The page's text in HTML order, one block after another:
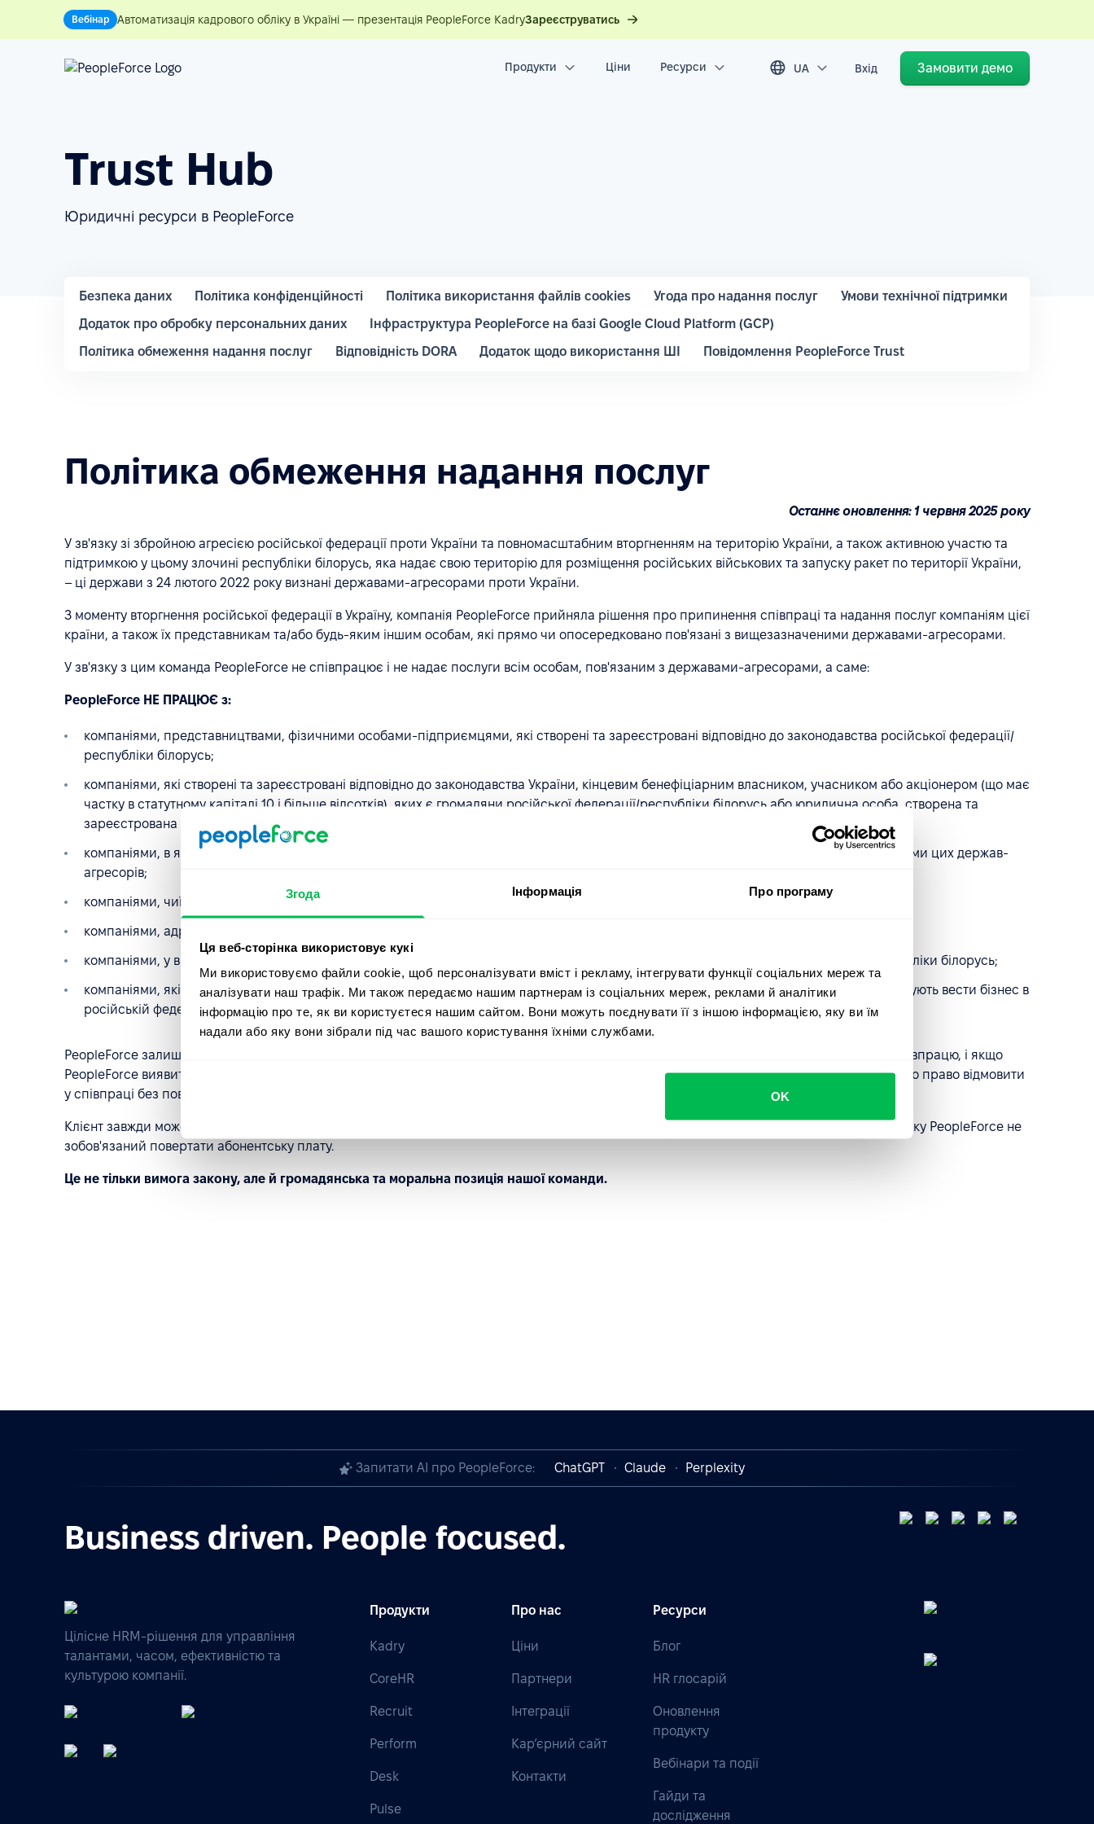
Згода Інформація Про програму
Ця веб-сторінка використовує кукі
Ми використовуємо файли cookie, щоб персоналізувати вміст і рекламу, інтегрувати функції соціальних мереж та
аналізувати наш трафік. Ми також передаємо нашим партнерам із соціальних мереж, реклами й аналітики
інформацію про те, як ви користуєтеся нашим сайтом. Вони можуть поєднувати її з іншою інформацією, яку ви їм
надали або яку вони зібрали під час вашого користування їхніми службами.
OK
Вебінар Автоматизація кадрового обліку в Україні — презентація PeopleForce KadryЗареєструватись
Продукти Ціни Ресурси UA Вхід Замовити демо
Trust Hub
Юридичні ресурси в PeopleForce
Безпека даних Політика конфіденційності Політика використання файлів cookies Угода про надання послуг
Умови технічної підтримки
Додаток про обробку персональних даних
Інфраструктура PeopleForce на базі Google Cloud Platform (GCP)
Політика обмеження надання послуг
Відповідність DORA Додаток щодо використання ШІ Повідомлення PeopleForce Trust
Політика обмеження надання послуг
Останнє оновлення: 1 червня 2025 року
У зв'язку зі збройною агресією російської федерації проти України та повномасштабним вторгненням на територію України, а також активною участю та
підтримкою у цьому злочині республіки білорусь, яка надає свою територію для розміщення російських військових та запуску ракет по території України,
– ці держави з 24 лютого 2022 року визнані державами-агресорами проти України.
З моменту вторгнення російської федерації в Україну, компанія PeopleForce прийняла рішення про припинення співпраці та надання послуг компаніям цієї
країни, а також їх представникам та/або будь-яким іншим особам, які прямо чи опосередковано пов'язані з вищезазначеними державами-агресорами.
У зв'язку з цим команда PeopleForce не співпрацює і не надає послуги всім особам, пов'язаним з державами-агресорами, а саме:
PeopleForce НЕ ПРАЦЮЄ з:
компаніями, представництвами, фізичними особами-підприємцями, які створені та зареєстровані відповідно до законодавства російської федерації/
республіки білорусь;
компаніями, які створені та зареєстровані відповідно до законодавства України, кінцевим бенефіціарним власником, учасником або акціонером (що має
частку в статутному капіталі 10 і більше відсотків), яких є громадяни російської федерації/республіки білорусь або юридична особа, створена та
зареєстрована відповідно до законодавства російської федерації/республіки білорусь;
компаніями, в яких всі або переважна більшість працівників є резидентами російської федерації/республіки білорусь або громадянами цих держав-
агресорів;
компаніями, чиї доменні імена містять ru/by;
компаніями, адреси електронної пошти яких містять домени ru/by/mail.ru/yandex.ru/etc;
компаніями, у випадку яких можна встановити, що вони або всі їхні працівники знаходяться на території російської федерації/республіки білорусь;
компаніями, які зареєструвалися або змінили адресу реєстрації на іншу, ніж російська федерація/республіка білорусь, але продовжують вести бізнес в
російській федерації/республіці білорусь.
PeopleForce залишає за собою право перевірити історію та репутацію потенційного клієнта для подальшого прийняття рішення про співпрацю, і якщо
PeopleForce виявить хоча б одну з перерахованих вище ознак зв'язку клієнта з державами-агресорами, то PeopleForce залишає за собою право відмовити
у співпраці без повторного розгляду.
Клієнт завжди може скористатися правом дострокового розірвання Угоди, видаливши свої дані з облікового запису, однак в цьому випадку PeopleForce не
зобов'язаний повертати абонентську плату.
Це не тільки вимога закону, але й громадянська та моральна позиція нашої команди.
Запитати AI про PeopleForce: ChatGPT Claude Perplexity
Business driven. People focused.
Цілісне HRM-рішення для управління
талантами, часом, ефективністю та
культурою компанії.
Продукти
Kadry
CoreHR
Recruit
Perform
Desk
Pulse
Про нас
Ціни
Партнери
Інтеграції
Кар’єрний сайт
Контакти
Ресурси
Блог
HR глосарій
Оновлення
продукту
Вебінари та події
Гайди та
дослідження